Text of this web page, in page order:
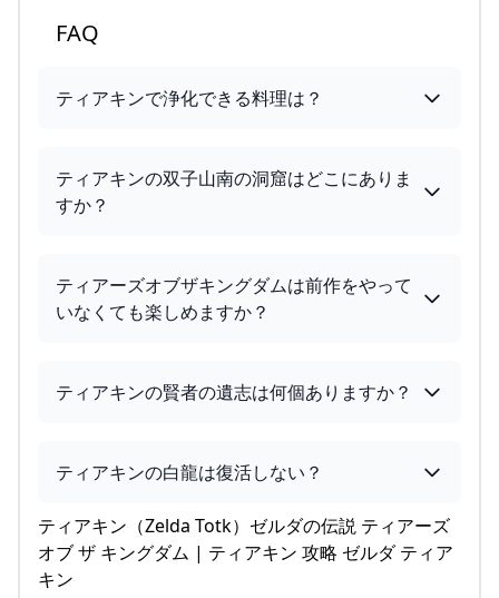
FAQ
ティアキンで浄化できる料理は？
ティアキンの双子山南の洞窟はどこにありま
すか？
ティアーズオブザキングダムは前作をやって
いなくても楽しめますか？
ティアキンの賢者の遺志は何個ありますか？
ティアキンの白龍は復活しない？
ティアキン（Zelda Totk）ゼルダの伝説 ティアーズ
オブ ザ キングダム | ティアキン 攻略 ゼルダ ティア
キン